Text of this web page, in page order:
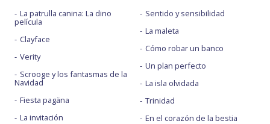
La patrulla canina: La dino
película
Clayface
Verity
Scrooge y los fantasmas de la
Navidad
Fiesta pagäna
La invitación
Sentido y sensibilidad
La maleta
Cómo robar un banco
Un plan perfecto
La isla olvidada
Trinidad
En el corazón de la bestia